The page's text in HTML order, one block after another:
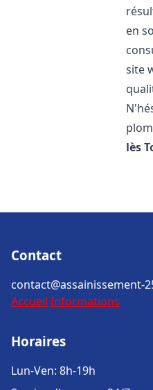
en
site
lès
Contact
contact@assainissement-
Accueil Informations
Horaires
Lun-Ven: 8h-19h